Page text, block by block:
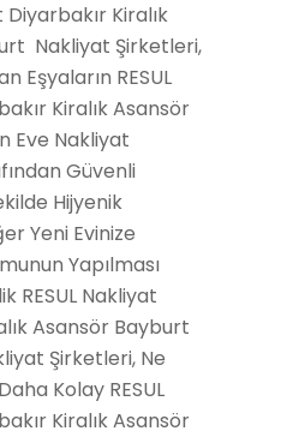
Diyarbakır Kiralık
Nakliyat Şirketleri,
Eşyaların RESUL
Kiralık Asansör
Eve Nakliyat
Güvenli
Hijyenik
Yeni Evinize
Yapılması
RESUL Nakliyat
Asansör Bayburt
Şirketleri, Ne
Kolay RESUL
Kiralık Asansör